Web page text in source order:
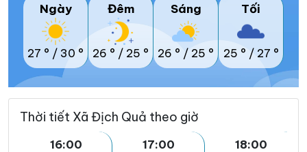
Ngày
27 ° / 30 °
Đêm
26 ° / 25 °
Sáng
26 ° / 25 °
Tối
25 ° / 27 °
Thời tiết Xã Địch Quả theo giờ
16:00
17:00
18:00